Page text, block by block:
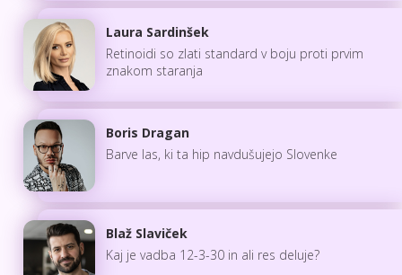
Laura Sardinšek
Retinoidi so zlati standard v boju proti prvim
znakom staranja
Boris Dragan
Barve las, ki ta hip navdušujejo Slovenke
Blaž Slaviček
Kaj je vadba 12-3-30 in ali res deluje?